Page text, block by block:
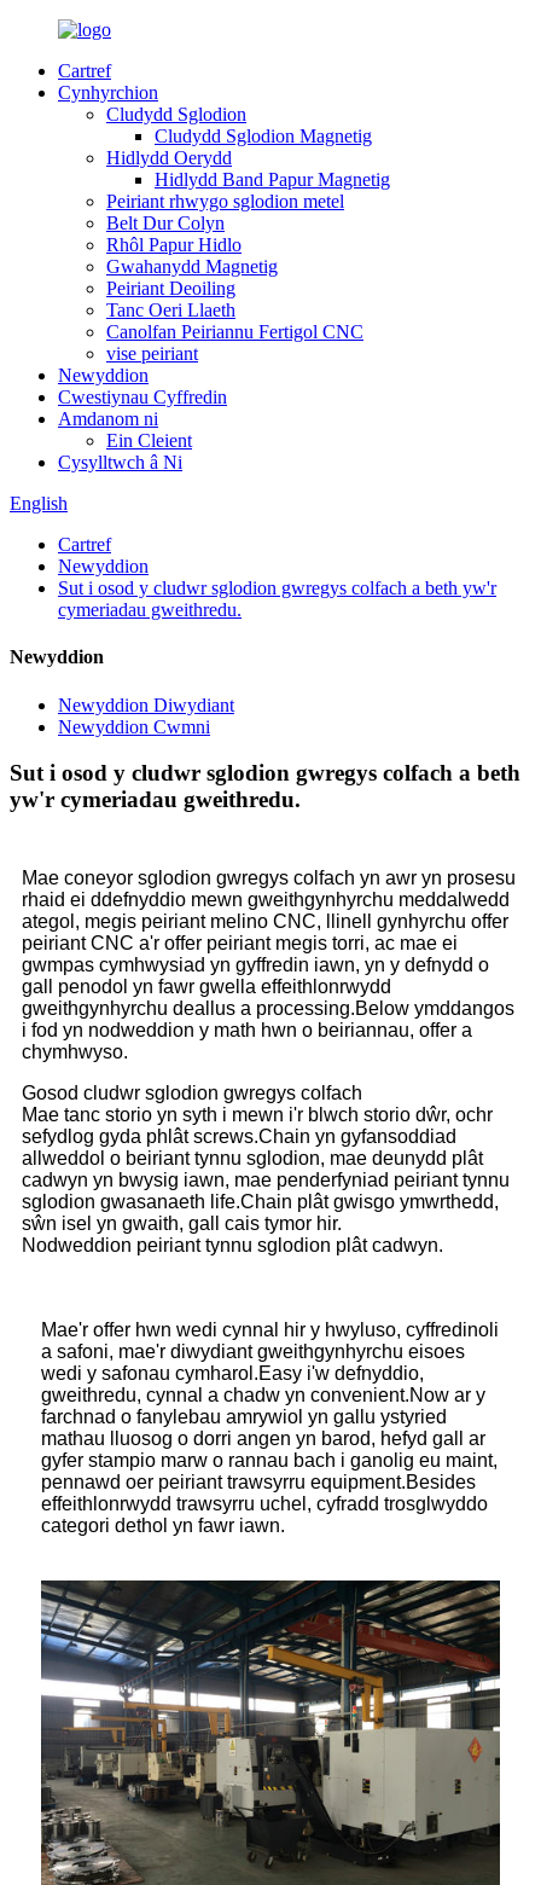
Cartref
Cynhyrchion
Cludydd Sglodion
Cludydd Sglodion Magnetig
Hidlydd Oerydd
Hidlydd Band Papur Magnetig
Peiriant rhwygo sglodion metel
Belt Dur Colyn
Rhôl Papur Hidlo
Gwahanydd Magnetig
Peiriant Deoiling
Tanc Oeri Llaeth
Canolfan Peiriannu Fertigol CNC
vise peiriant
Newyddion
Cwestiynau Cyffredin
Amdanom ni
Ein Cleient
Cysylltwch â Ni
English
Cartref
Newyddion
Sut i osod y cludwr sglodion gwregys colfach a beth yw'r
cymeriadau gweithredu.
Newyddion
Newyddion Diwydiant
Newyddion Cwmni
Sut i osod y cludwr sglodion gwregys colfach a beth
yw'r cymeriadau gweithredu.
Mae coneyor sglodion gwregys colfach yn awr yn prosesu
rhaid ei ddefnyddio mewn gweithgynhyrchu meddalwedd
ategol, megis peiriant melino CNC, llinell gynhyrchu offer
peiriant CNC a'r offer peiriant megis torri, ac mae ei
gwmpas cymhwysiad yn gyffredin iawn, yn y defnydd o
gall penodol yn fawr gwella effeithlonrwydd
gweithgynhyrchu deallus a processing.Below ymddangos
i fod yn nodweddion y math hwn o beiriannau, offer a
chymhwyso.
Gosod cludwr sglodion gwregys colfach
Mae tanc storio yn syth i mewn i'r blwch storio dŵr, ochr
sefydlog gyda phlât screws.Chain yn gyfansoddiad
allweddol o beiriant tynnu sglodion, mae deunydd plât
cadwyn yn bwysig iawn, mae penderfyniad peiriant tynnu
sglodion gwasanaeth life.Chain plât gwisgo ymwrthedd,
sŵn isel yn gwaith, gall cais tymor hir.
Nodweddion peiriant tynnu sglodion plât cadwyn.
Mae'r offer hwn wedi cynnal hir y hwyluso, cyffredinoli
a safoni, mae'r diwydiant gweithgynhyrchu eisoes
wedi y safonau cymharol.Easy i'w defnyddio,
gweithredu, cynnal a chadw yn convenient.Now ar y
farchnad o fanylebau amrywiol yn gallu ystyried
mathau lluosog o dorri angen yn barod, hefyd gall ar
gyfer stampio marw o rannau bach i ganolig eu maint,
pennawd oer peiriant trawsyrru equipment.Besides
effeithlonrwydd trawsyrru uchel, cyfradd trosglwyddo
categori dethol yn fawr iawn.